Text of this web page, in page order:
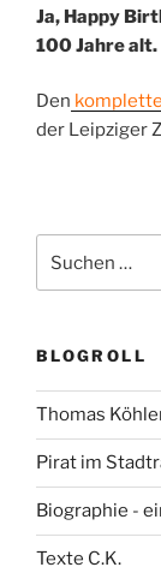
Ja, Happy
100 Jahre alt.
Den
der Leipziger
nach:
BLOGROLL
Thomas
Pirat im
Biographie -
Texte C.K.